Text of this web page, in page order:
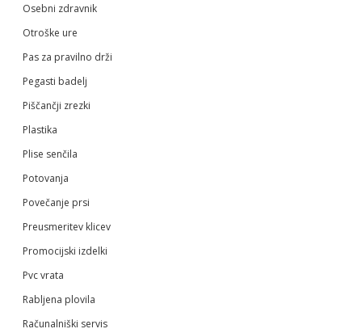
Osebni zdravnik
Otroške ure
Pas za pravilno drži
Pegasti badelj
Piščančji zrezki
Plastika
Plise senčila
Potovanja
Povečanje prsi
Preusmeritev klicev
Promocijski izdelki
Pvc vrata
Rabljena plovila
Računalniški servis